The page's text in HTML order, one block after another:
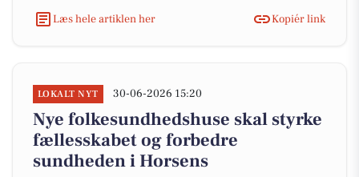
Læs hele artiklen her
Kopiér link
LOKALT NYT 30-06-2026 15:20
Nye folkesundhedshuse skal styrke
fællesskabet og forbedre
sundheden i Horsens